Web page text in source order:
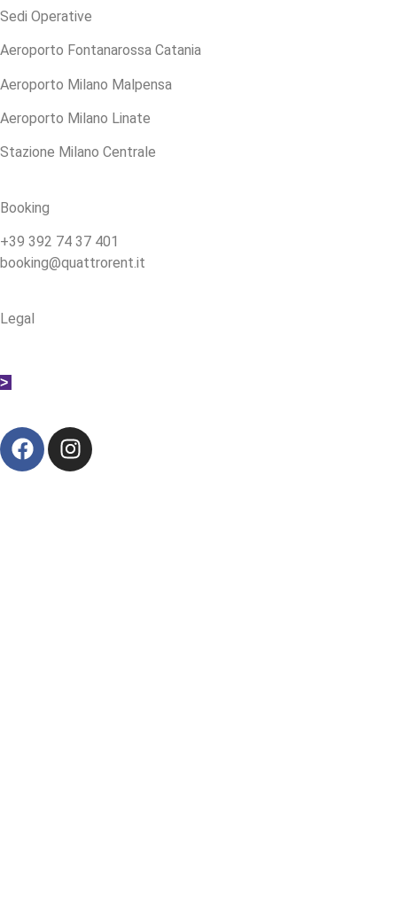
Sedi Operative
Aeroporto Fontanarossa Catania
Aeroporto Milano Malpensa
Aeroporto Milano Linate
Stazione Milano Centrale
Booking
+39 392 74 37 401
booking@quattrorent.it
Legal
>